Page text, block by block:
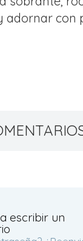
adornar con
escribir un